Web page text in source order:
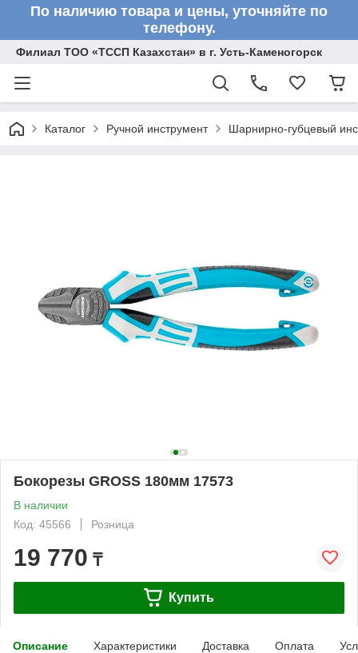
По наличию товара и цены, уточняйте по
телефону.
Филиал ТОО «ТССП Казахстан» в г. Усть-Каменогорск
Каталог Ручной инструмент Шарнирно-губцевый
Бокорезы GROSS 180мм 17573
В наличии
Код: 45566
Розница
19 770 ₸
Купить
Описание Характеристики Доставка Оплата